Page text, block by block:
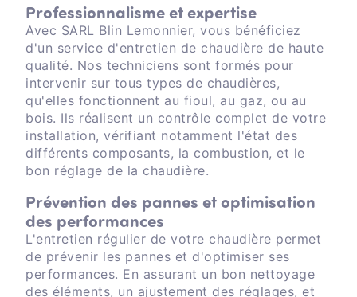
Professionnalisme et expertise
Avec SARL Blin Lemonnier, vous bénéficiez
d'un service d'entretien de chaudière de haute
qualité. Nos techniciens sont formés pour
intervenir sur tous types de chaudières,
qu'elles fonctionnent au fioul, au gaz, ou au
bois. Ils réalisent un contrôle complet de votre
installation, vérifiant notamment l'état des
différents composants, la combustion, et le
bon réglage de la chaudière.
Prévention des pannes et optimisation
des performances
L'entretien régulier de votre chaudière permet
de prévenir les pannes et d'optimiser ses
performances. En assurant un bon nettoyage
des éléments, un ajustement des réglages, et